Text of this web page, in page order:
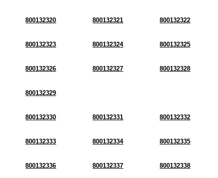
800132320 800132321 800132322
800132323 800132324 800132325
800132326 800132327 800132328
800132329
800132330 800132331 800132332
800132333 800132334 800132335
800132336 800132337 800132338